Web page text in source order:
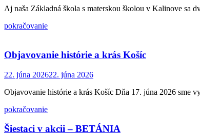
Aj naša Základná škola s materskou školou v Kalinove sa
pokračovanie
Objavovanie histórie a krás Košíc
22. júna 202622. júna 2026
Objavovanie histórie a krás Košíc Dňa 17. júna 2026 sme
pokračovanie
Šiestaci v akcii – BETÁNIA